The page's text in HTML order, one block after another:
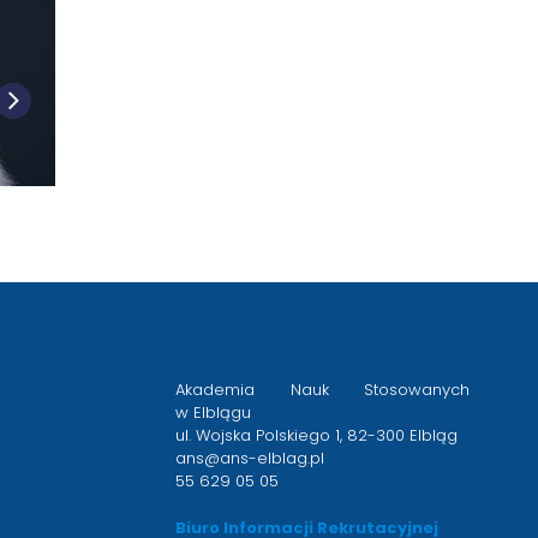
Akademia Nauk Stosowanych
w Elblągu
ul. Wojska Polskiego 1, 82-300 Elbląg
ans@ans-elblag.pl
55 629 05 05
Biuro Informacji Rekrutacyjnej